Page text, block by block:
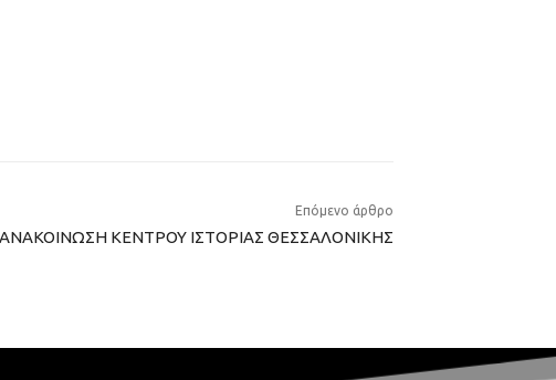
Επόμενο άρθρο
ΑΝΑΚΟΙΝΩΣΗ ΚΕΝΤΡΟΥ ΙΣΤΟΡΙΑΣ ΘΕΣΣΑΛΟΝΙΚΗΣ